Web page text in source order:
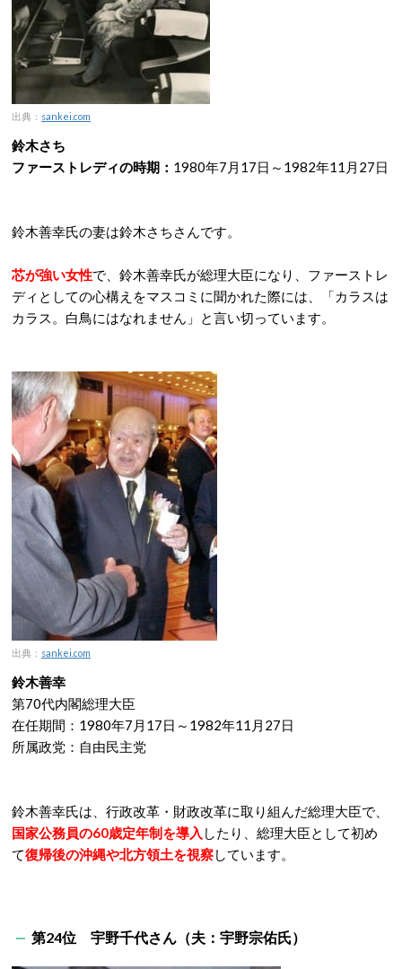
出典： sankei.com
鈴木さち
ファーストレディの時期： 1980年7月17日～1982年11月27日
鈴木善幸氏の妻は鈴木さちさんです。
芯が強い女性で、鈴木善幸氏が総理大臣になり、ファーストレ
ディとしての心構えをマスコミに聞かれた際には、「カラスは
カラス。白鳥にはなれません」と言い切っています。
出典： sankei.com
鈴木善幸
第70代内閣総理大臣
在任期間：1980年7月17日～1982年11月27日
所属政党：自由民主党
鈴木善幸氏は、行政改革・財政改革に取り組んだ総理大臣で、
国家公務員の60歳定年制を導入 したり、総理大臣として初め
て復帰後の沖縄や北方領土を視察しています。
第24位 宇野千代さん（夫：宇野宗佑氏）